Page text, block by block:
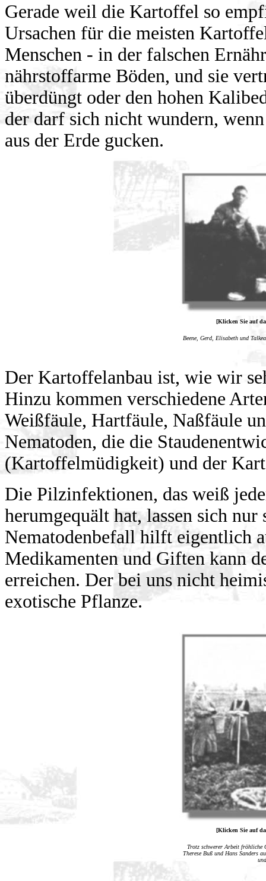
Gerade weil die Kartoffel so
Ursachen für die meisten
Menschen - in der falschen
nährstoffarme Böden, und sie
überdüngt oder den hohen
der darf sich nicht wundern,
aus der Erde gucken.
[Klicken Sie auf
Beene, Gerd, Elisabeth und
Der Kartoffelanbau ist, wie wir
Hinzu kommen verschiedene
Weißfäule, Hartfäule, Naßfäule
Nematoden, die die
(Kartoffelmüdigkeit) und der
Die Pilzinfektionen, das weiß
herumgequält hat, lassen sich
Nematodenbefall hilft eigentlich
Medikamenten und Giften kann
erreichen. Der bei uns nicht
exotische Pflanze.
[Klicken Sie auf
Trotz schwerer Arbeit fröhliche
Therese Buß und Hans Sanders